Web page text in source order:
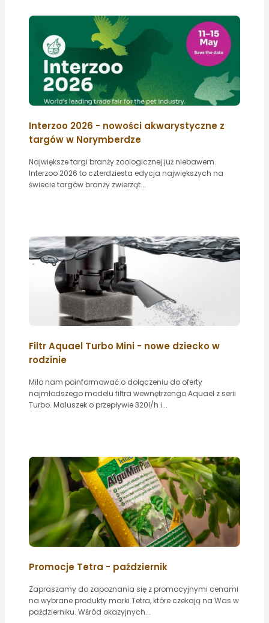
Interzoo 2026 - nowości akwarystyczne z
targów w Norymberdze
Największe targi branży zoologicznej już niebawem.
Interzoo 2026 to czterdziesta edycja największych na
świecie targów branży zwierząt...
Filtr Aquael Turbo Mini - nowe dziecko w
rodzinie
Miło nam poinformować o dołączeniu do oferty
najmłodszego modelu filtra wewnętrzengo Aquael z serii
Turbo. Maluszek o przepływie 320l/h i...
Promocje Tetra - październik
Zapraszamy do zapoznania się z promocyjnymi cenami
na wybrane produkty marki Tetra, które czekają na Was w
październiku. Wśród okazyjnych...